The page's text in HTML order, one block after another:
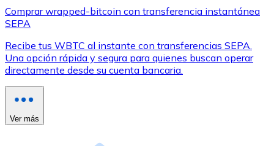
Comprar wrapped-bitcoin con transferencia instantánea
SEPA
Recibe tus WBTC al instante con transferencias SEPA.
Una opción rápida y segura para quienes buscan operar
directamente desde su cuenta bancaria.
Ver más